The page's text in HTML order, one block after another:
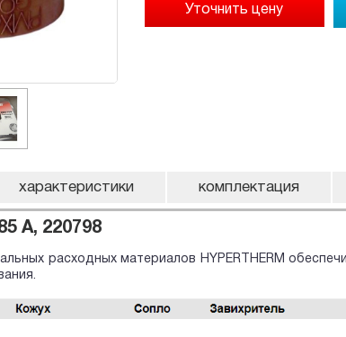
характеристики комплектация
A, 220798
расходных материалов HYPERTHERM